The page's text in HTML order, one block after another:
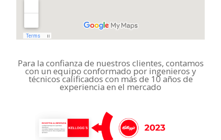
Para la confianza de nuestros clientes, contamos
con un equipo conformado por ingenieros y
técnicos calificados con más de 10 años de
experiencia en el mercado